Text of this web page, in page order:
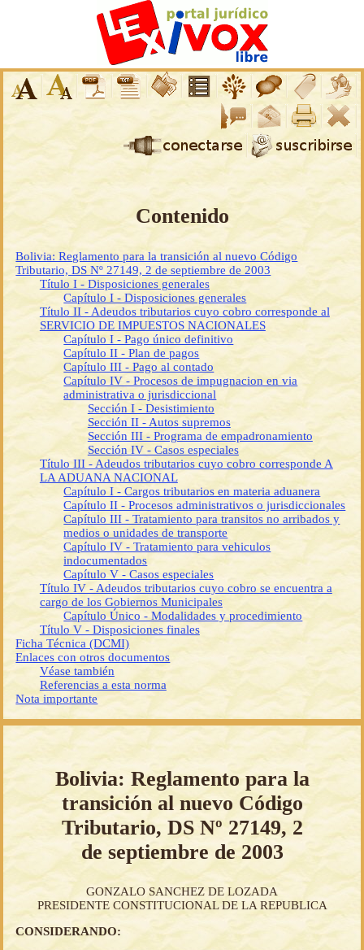
Contenido
Bolivia: Reglamento para la transición al nuevo Código
Tributario, DS Nº 27149, 2 de septiembre de 2003
Título I - Disposiciones generales
Capítulo I - Disposiciones generales
Título II - Adeudos tributarios cuyo cobro corresponde al
SERVICIO DE IMPUESTOS NACIONALES
Capítulo I - Pago único definitivo
Capítulo II - Plan de pagos
Capítulo III - Pago al contado
Capítulo IV - Procesos de impugnacion en via
administrativa o jurisdiccional
Sección I - Desistimiento
Sección II - Autos supremos
Sección III - Programa de empadronamiento
Sección IV - Casos especiales
Título III - Adeudos tributarios cuyo cobro corresponde A
LA ADUANA NACIONAL
Capítulo I - Cargos tributarios en materia aduanera
Capítulo II - Procesos administrativos o jurisdiccionales
Capítulo III - Tratamiento para transitos no arribados y
medios o unidades de transporte
Capítulo IV - Tratamiento para vehiculos
indocumentados
Capítulo V - Casos especiales
Título IV - Adeudos tributarios cuyo cobro se encuentra a
cargo de los Gobiernos Municipales
Capítulo Único - Modalidades y procedimiento
Título V - Disposiciones finales
Ficha Técnica (DCMI)
Enlaces con otros documentos
Véase también
Referencias a esta norma
Nota importante
Bolivia: Reglamento para la
transición al nuevo Código
Tributario, DS Nº 27149, 2
de septiembre de 2003
GONZALO SANCHEZ DE LOZADA
PRESIDENTE CONSTITUCIONAL DE LA REPUBLICA
CONSIDERANDO: